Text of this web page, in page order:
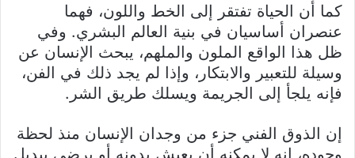
كما أن الحياة تفتقر إلى الخط واللون، فهما
عنصران أساسيان في بنية العالم البشري. وفي
ظل هذا الواقع الملون والملهم، يبحث الإنسان عن
وسيلة للتعبير والابتكار، وإذا لم يجد ذلك في الفن،
فإنه يلجأ إلى الجريمة ويسلك طريق الشر.
إن الذوق الفني جزء من وجدان الإنسان منذ لحظة
وجوده، إنه لا يمكنه أن يعيش بدونه أو يرضى ببديل